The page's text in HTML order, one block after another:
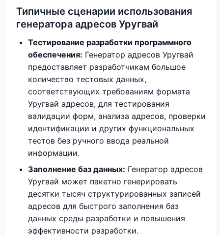
Типичные сценарии использования
генератора адресов Уругвай
Тестирование разработки программного
обеспечения: Генератор адресов Уругвай
предоставляет разработчикам большое
количество тестовых данных,
соответствующих требованиям формата
Уругвай адресов, для тестирования
валидации форм, анализа адресов, проверки
идентификации и других функциональных
тестов без ручного ввода реальной
информации.
Заполнение баз данных: Генератор адресов
Уругвай может пакетно генерировать
десятки тысяч структурированных записей
адресов для быстрого заполнения баз
данных среды разработки и повышения
эффективности разработки.